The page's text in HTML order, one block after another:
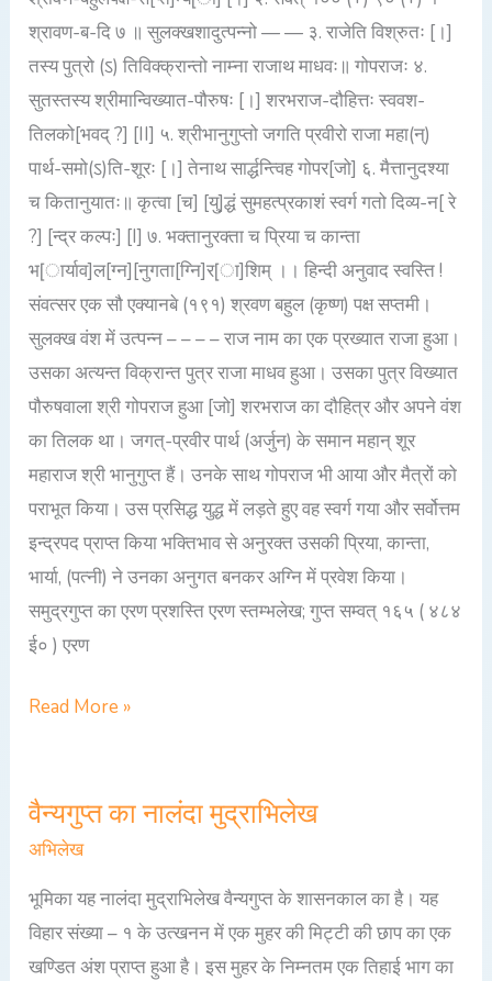
श्रावण-ब-दि ७ ॥ सुलक्खशादुत्पन्नो — — ३. राजेति विश्रुतः [।]
तस्य पुत्रो (ऽ) तिविक्क्रान्तो नाम्ना राजाथ माधवः॥ गोपराजः ४.
सुतस्तस्य श्रीमान्विख्यात-पौरुषः [।] शरभराज-दौहित्तः स्ववश-
तिलको[भवद् ?] [II] ५. श्रीभानुगुप्तो जगति प्रवीरो राजा महा(न्)
पार्थ-समो(ऽ)ति-शूरः [।] तेनाथ सार्द्धन्त्विह गोपर[जो] ६. मैत्तानुदश्या
च कितानुयातः॥ कृत्वा [च] [यु]द्धं सुमहत्प्रकाशं स्वर्ग गतो दिव्य-न[ रे
?] [न्द्र कल्पः] [I] ७. भक्तानुरक्ता च प्रिया च कान्ता
भ[ार्याव]ल[ग्न][नुगता[ग्नि]र[ा]शिम् ।। हिन्दी अनुवाद स्वस्ति !
संवत्सर एक सौ एक्यानबे (१९१) श्रवण बहुल (कृष्ण) पक्ष सप्तमी।
सुलक्ख वंश में उत्पन्न – – – – राज नाम का एक प्रख्यात राजा हुआ।
उसका अत्यन्त विक्रान्त पुत्र राजा माधव हुआ। उसका पुत्र विख्यात
पौरुषवाला श्री गोपराज हुआ [जो] शरभराज का दौहित्र और अपने वंश
का तिलक था। जगत्-प्रवीर पार्थ (अर्जुन) के समान महान् शूर
महाराज श्री भानुगुप्त हैं। उनके साथ गोपराज भी आया और मैत्रों को
पराभूत किया। उस प्रसिद्ध युद्ध में लड़ते हुए वह स्वर्ग गया और सर्वोत्तम
इन्द्रपद प्राप्त किया भक्तिभाव से अनुरक्त उसकी प्रिया, कान्ता,
भार्या, (पत्नी) ने उनका अनुगत बनकर अग्नि में प्रवेश किया।
समुद्रगुप्त का एरण प्रशस्ति एरण स्तम्भलेख; गुप्त सम्वत् १६५ ( ४८४
ई० ) एरण
Read More »
वैन्यगुप्त का नालंदा मुद्राभिलेख
अभिलेख
भूमिका यह नालंदा मुद्राभिलेख वैन्यगुप्त के शासनकाल का है। यह
विहार संख्या – १ के उत्खनन में एक मुहर की मिट्टी की छाप का एक
खण्डित अंश प्राप्त हुआ है। इस मुहर के निम्नतम एक तिहाई भाग का
वैन्यगुप्त
का
मुद्राभिलेख